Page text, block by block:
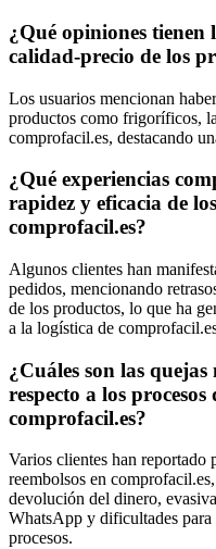
¿Qué opiniones tienen
calidad-precio de los
Los usuarios mencionan
productos como frigoríficos,
comprofacil.es, destacando
¿Qué experiencias
rapidez y eficacia de
comprofacil.es?
Algunos clientes han
pedidos, mencionando
de los productos, lo que ha
a la logística de
¿Cuáles son las quejas
respecto a los
comprofacil.es?
Varios clientes han reportado
reembolsos en
devolución del dinero,
WhatsApp y dificultades para
procesos.